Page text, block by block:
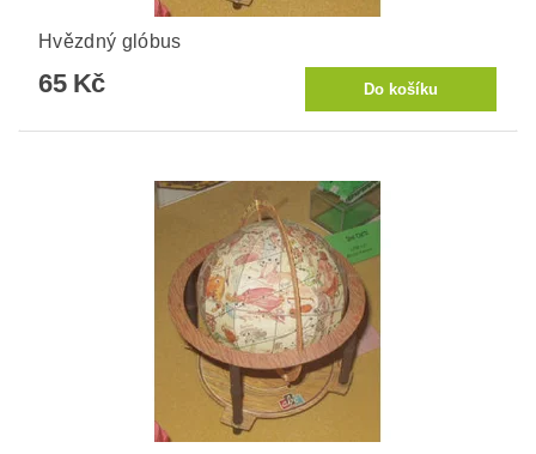
Hvězdný glóbus
65 Kč